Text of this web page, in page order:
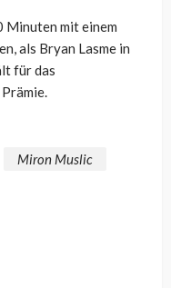
Minuten mit einem
als Bryan Lasme in
für das
Miron Muslic